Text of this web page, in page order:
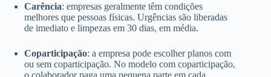
Carência: empresas geralmente têm condições
melhores que pessoas físicas. Urgências são liberadas
de imediato e limpezas em 30 dias, em média.
Coparticipação: a empresa pode escolher planos com
ou sem coparticipação. No modelo com coparticipação,
o colaborador paga uma pequena parte em cada